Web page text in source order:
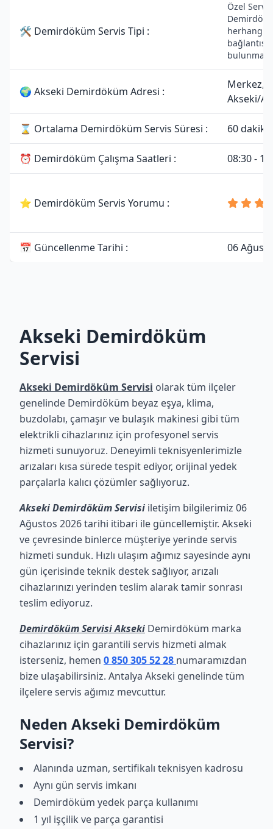
🛠 Demirdöküm Servis Tipi :
Özel
herhangi
bağlantısı
🌍 Akseki Demirdöküm Adresi :
Merkez,
Akseki/
⌛ Ortalama Demirdöküm Servis Süresi : 60 dakika
⏰ Demirdöküm Çalışma Saatleri : 08:30 -
⭐ Demirdöküm Servis Yorumu :
📅 Güncellenme Tarihi : 06
Akseki Demirdöküm
Servisi
Akseki Demirdöküm Servisi olarak tüm ilçeler
genelinde Demirdöküm beyaz eşya, klima,
buzdolabı, çamaşır ve bulaşık makinesi gibi tüm
elektrikli cihazlarınız için profesyonel servis
hizmeti sunuyoruz. Deneyimli teknisyenlerimizle
arızaları kısa sürede tespit ediyor, orijinal yedek
parçalarla kalıcı çözümler sağlıyoruz.
Akseki Demirdöküm Servisi iletişim bilgilerimiz 06
Ağustos 2026 tarihi itibari ile güncellemiştir. Akseki
ve çevresinde binlerce müşteriye yerinde servis
hizmeti sunduk. Hızlı ulaşım ağımız sayesinde aynı
gün içerisinde teknik destek sağlıyor, arızalı
cihazlarınızı yerinden teslim alarak tamir sonrası
teslim ediyoruz.
Demirdöküm Servisi Akseki Demirdöküm marka
cihazlarınız için garantili servis hizmeti almak
isterseniz, hemen 0 850 305 52 28 numaramızdan
bize ulaşabilirsiniz. Antalya Akseki genelinde tüm
ilçelere servis ağımız mevcuttur.
Neden Akseki Demirdöküm
Servisi?
Alanında uzman, sertifikalı teknisyen kadrosu
Aynı gün servis imkanı
Demirdöküm yedek parça kullanımı
1 yıl işçilik ve parça garantisi